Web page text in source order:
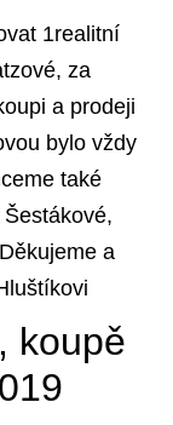
1realitní
za
a prodeji
bylo vždy
také
a
koupě